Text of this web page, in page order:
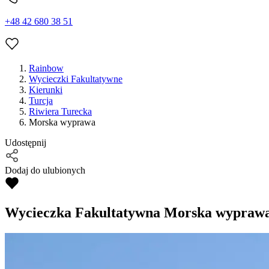
+48 42 680 38 51
Rainbow
Wycieczki Fakultatywne
Kierunki
Turcja
Riwiera Turecka
Morska wyprawa
Udostępnij
Dodaj do ulubionych
Wycieczka Fakultatywna Morska